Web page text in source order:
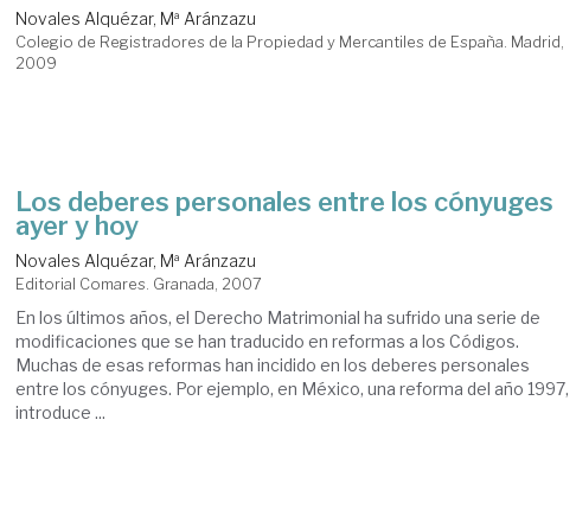
Novales Alquézar, Mª Aránzazu
Colegio de Registradores de la Propiedad y Mercantiles de España. Madrid,
2009
Los deberes personales entre los cónyuges
ayer y hoy
Novales Alquézar, Mª Aránzazu
Editorial Comares. Granada, 2007
En los últimos años, el Derecho Matrimonial ha sufrido una serie de
modificaciones que se han traducido en reformas a los Códigos.
Muchas de esas reformas han incidido en los deberes personales
entre los cónyuges. Por ejemplo, en México, una reforma del año 1997,
introduce ...